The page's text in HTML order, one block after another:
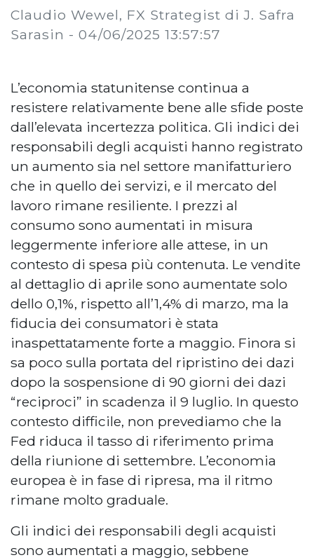
Claudio Wewel, FX Strategist di J. Safra
Sarasin - 04/06/2025 13:57:57
L’economia statunitense continua a
resistere relativamente bene alle sfide poste
dall’elevata incertezza politica. Gli indici dei
responsabili degli acquisti hanno registrato
un aumento sia nel settore manifatturiero
che in quello dei servizi, e il mercato del
lavoro rimane resiliente. I prezzi al
consumo sono aumentati in misura
leggermente inferiore alle attese, in un
contesto di spesa più contenuta. Le vendite
al dettaglio di aprile sono aumentate solo
dello 0,1%, rispetto all’1,4% di marzo, ma la
fiducia dei consumatori è stata
inaspettatamente forte a maggio. Finora si
sa poco sulla portata del ripristino dei dazi
dopo la sospensione di 90 giorni dei dazi
“reciproci” in scadenza il 9 luglio. In questo
contesto difficile, non prevediamo che la
Fed riduca il tasso di riferimento prima
della riunione di settembre. L’economia
europea è in fase di ripresa, ma il ritmo
rimane molto graduale.
Gli indici dei responsabili degli acquisti
sono aumentati a maggio, sebbene